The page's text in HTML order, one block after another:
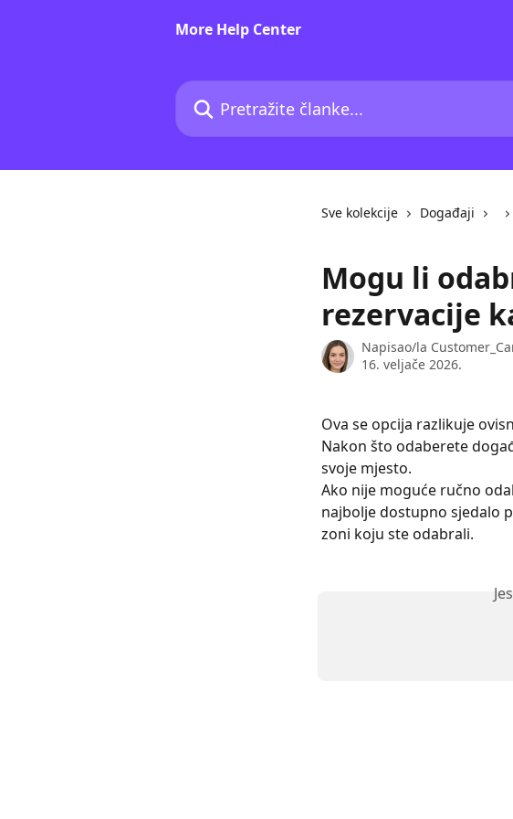
More Help Center
Pretražite članke...
Sve kolekcije Događaji
Mogu li
rezervacije
Napisao/la
16. veljače 2026.
Ova se opcija razlikuje
Nakon što odaberete
svoje mjesto.
Ako nije moguće ručno
najbolje dostupno sjedalo
zoni koju ste odabrali.